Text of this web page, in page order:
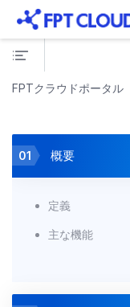
FPTクラウドポータル
01 概要
定義
主な機能